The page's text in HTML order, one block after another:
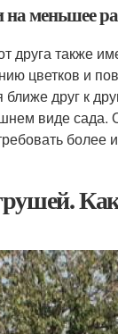
меньшее
друга также
цветков и
друг к
виде